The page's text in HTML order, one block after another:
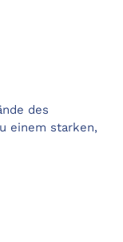
des
einem starken,